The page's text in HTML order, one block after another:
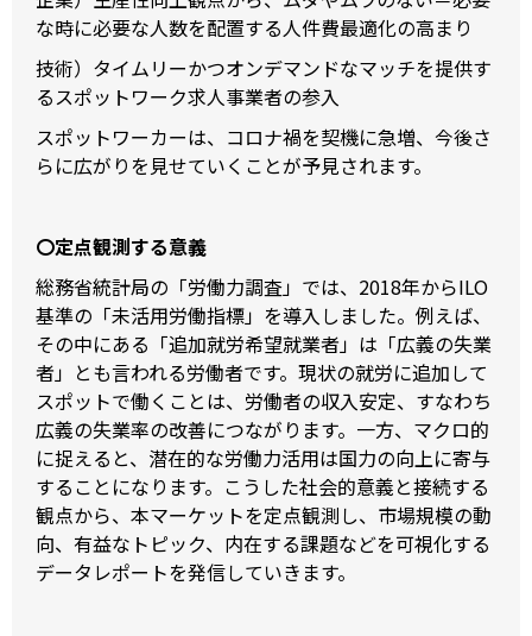
な時に必要な人数を配置する人件費最適化の高まり
技術）タイムリーかつオンデマンドなマッチを提供す
るスポットワーク求人事業者の参入
スポットワーカーは、コロナ禍を契機に急増、今後さ
らに広がりを見せていくことが予見されます。
〇定点観測する意義
総務省統計局の「労働力調査」では、2018年からILO
基準の「未活用労働指標」を導入しました。例えば、
その中にある「追加就労希望就業者」は「広義の失業
者」とも言われる労働者です。現状の就労に追加して
スポットで働くことは、労働者の収入安定、すなわち
広義の失業率の改善につながります。一方、マクロ的
に捉えると、潜在的な労働力活用は国力の向上に寄与
することになります。こうした社会的意義と接続する
観点から、本マーケットを定点観測し、市場規模の動
向、有益なトピック、内在する課題などを可視化する
データレポートを発信していきます。